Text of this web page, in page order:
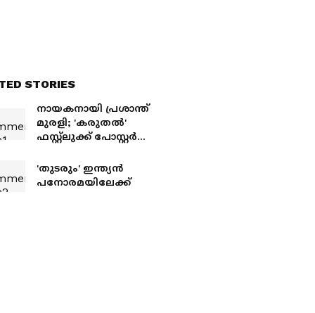
STORIES
നായകനായി പ്രശാന്ത്
മുരളി; 'കരുതൽ'
ഫസ്റ്റ്ലുക്ക് പോസ്റ്റർ
'തുടരും' ഇന്ത്യൻ
പനോരമയിലേക്ക്